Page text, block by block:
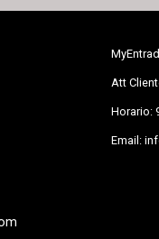
Att
Horario:
Email: